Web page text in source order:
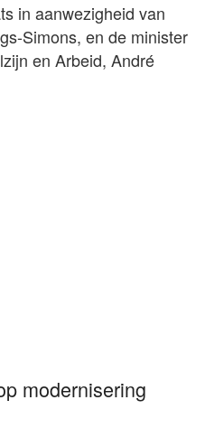
in aanwezigheid van
Simons, en de minister
en Arbeid, André
modernisering